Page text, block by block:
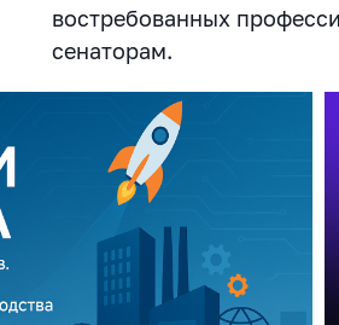
востребованных
сенаторам.